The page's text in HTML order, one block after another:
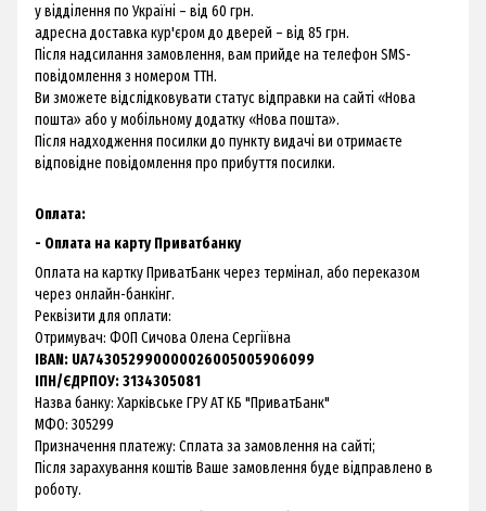
у відділення по Україні – від 60 грн.
адресна доставка кур'єром до дверей – від 85 грн.
Після надсилання замовлення, вам прийде на телефон SMS-
повідомлення з номером ТТН.
Ви зможете відслідковувати статус відправки на сайті «Нова
пошта» або у мобільному додатку «Нова пошта».
Після надходження посилки до пункту видачі ви отримаєте
відповідне повідомлення про прибуття посилки.
Оплата:
- Оплата на карту Приватбанку
Оплата на картку ПриватБанк через термінал, або переказом
через онлайн-банкінг.
Реквізити для оплати:
Отримувач: ФОП Сичова Олена Сергіївна
IBAN: UA743052990000026005005906099
ІПН/ЄДРПОУ: 3134305081
Назва банку: Харкiвське ГРУ АТ КБ "ПриватБанк"
МФО: 305299
Призначення платежу: Сплата за замовлення на сайті;
Після зарахування коштів Ваше замовлення буде відправлено в
роботу.